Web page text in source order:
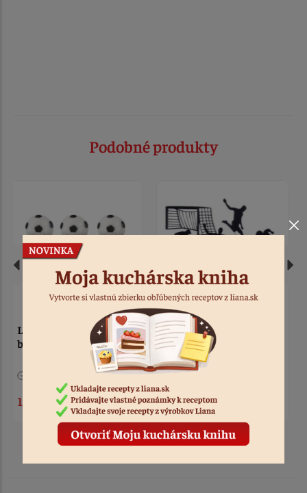
Podobné produkty
Zápich - futbalisti,
bránka, lopta 6 ks
Kód: 2104
Zápich - Happy Birthday
futbal
> 10
3,00 €